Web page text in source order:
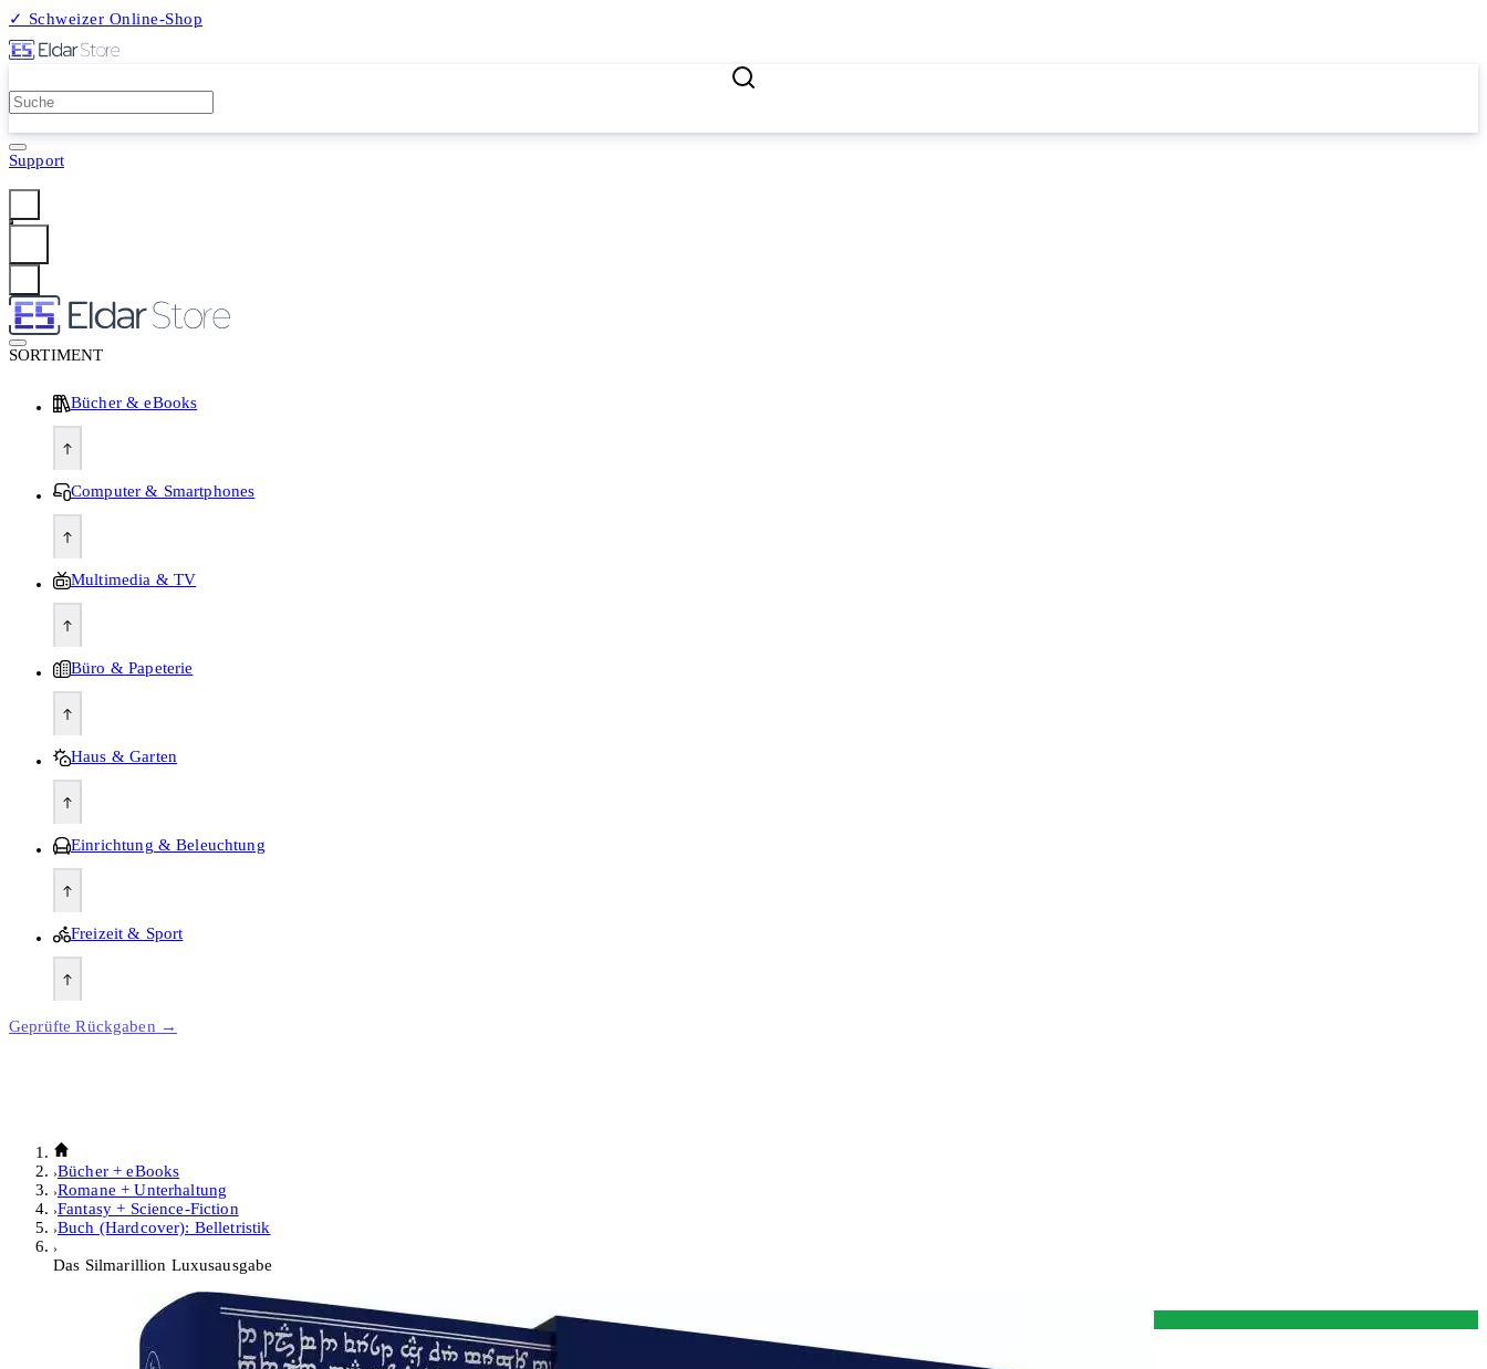
✓ Schweizer Online-Shop
Support
SORTIMENT
Bücher & eBooks
Computer & Smartphones
Multimedia & TV
Büro & Papeterie
Haus & Garten
Einrichtung & Beleuchtung
Freizeit & Sport
Geprüfte Rückgaben →
Bücher + eBooks
Romane + Unterhaltung
Fantasy + Science-Fiction
Buch (Hardcover): Belletristik
Das Silmarillion Luxusausgabe
Buch (Hardcover): Belletristik